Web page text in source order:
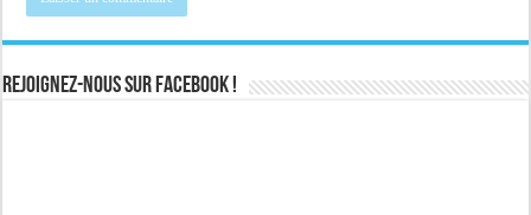
Rejoignez-nous sur Facebook !